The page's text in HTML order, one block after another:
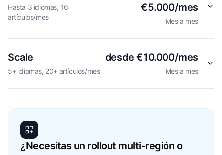
Hasta 3 idiomas, 16
artículos/mes
€5.000/mes
Mes a mes
Scale
5+ idiomas, 20+ artículos/mes
desde €10.000/mes
Mes a mes
¿Necesitas un rollout multi-región o